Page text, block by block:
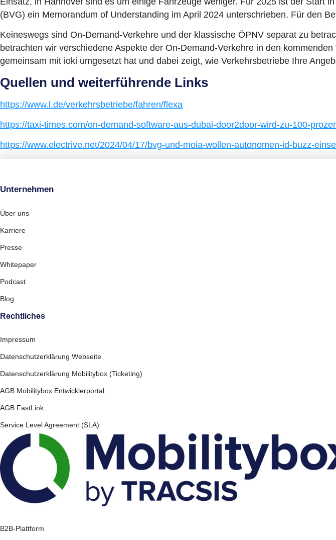
(BVG) ein Memorandum of Understanding im April 2024 unterschrieben. Für den
Keineswegs sind On-Demand-Verkehre und der klassische ÖPNV separat zu
betrachten wir verschiedene Aspekte der On-Demand-Verkehre in den
gemeinsam mit ioki umgesetzt hat und dabei zeigt, wie Verkehrsbetriebe Ihre
Quellen und weiterführende Links
https://www.l.de/verkehrsbetriebe/fahren/flexa
https://taxi-times.com/on-demand-software-aus-dubai-door2door-wird-zu-100-
https://www.electrive.net/2024/04/17/bvg-und-moia-wollen-autonomen-id-buzz-
Unternehmen
Über uns
Karriere
Presse
Whitepaper
Podcast
Blog
Rechtliches
Impressum
Datenschutzerklärung Webseite
Datenschutzerklärung Mobilitybox (Ticketing)
AGB Mobilitybox Entwicklerportal
AGB FastLink
Service Level Agreement (SLA)
B2B-Plattform